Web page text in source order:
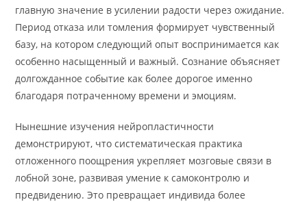
главную значение в усилении радости через ожидание.
Период отказа или томления формирует чувственный
базу, на котором следующий опыт воспринимается как
особенно насыщенный и важный. Сознание объясняет
долгожданное событие как более дорогое именно
благодаря потраченному времени и эмоциям.
Нынешние изучения нейропластичности
демонстрируют, что систематическая практика
отложенного поощрения укрепляет мозговые связи в
лобной зоне, развивая умение к самоконтролю и
предвидению. Это превращает индивида более